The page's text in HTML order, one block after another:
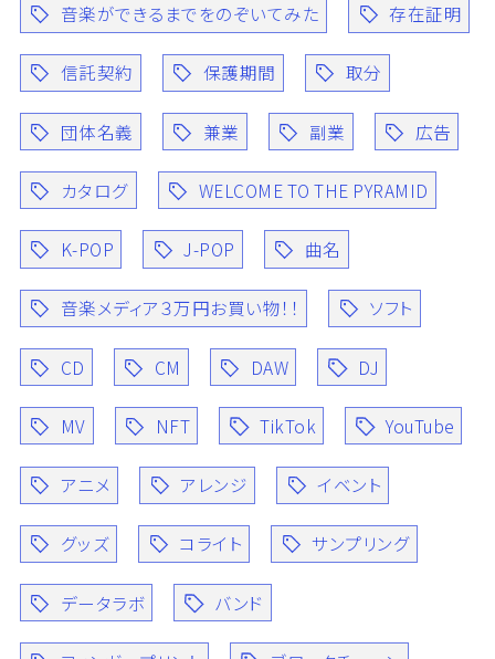
音楽ができるまでをのぞいてみた 存在証明
信託契約 保護期間 取分
団体名義 兼業 副業 広告
カタログ WELCOME TO THE PYRAMID
K-POP J-POP 曲名
音楽メディア３万円お買い物！！ ソフト
CD CM DAW DJ
MV NFT TikTok YouTube
アニメ アレンジ イベント
グッズ コライト サンプリング
データラボ バンド